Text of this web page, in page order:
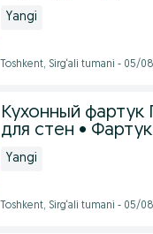
Yangi
Toshkent, Sirg‘ali tumani - 05/
Кухонный фартук
для стен •
Yangi
Toshkent, Sirg‘ali tumani - 05/